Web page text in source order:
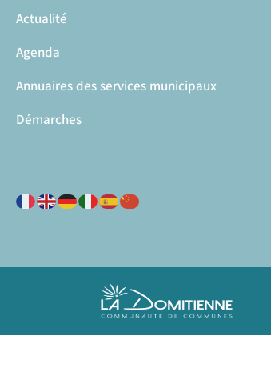
Actualité
Agenda
Annuaires des services municipaux
Démarches